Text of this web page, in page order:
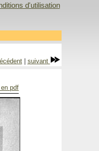
d'utilisation
| suivant
en pdf